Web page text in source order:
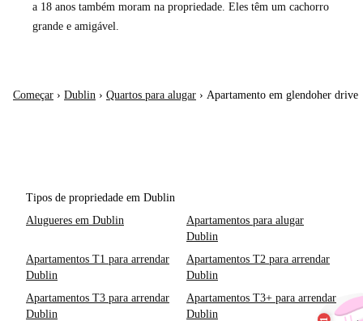
a 18 anos também moram na propriedade. Eles têm um cachorro
grande e amigável.
Começar › Dublin › Quartos para alugar › Apartamento em glendoher drive
Tipos de propriedade em Dublin
Alugueres em Dublin
Apartamentos para alugar
Dublin
Apartamentos T1 para arrendar
Dublin
Apartamentos T2 para arrendar
Dublin
Apartamentos T3 para arrendar
Dublin
Apartamentos T3+ para arrendar
Dublin